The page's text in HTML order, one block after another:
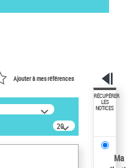
Ajouter à mes références
20
résultats/page
RÉCUPÉRER
LES
NOTICES
Ma